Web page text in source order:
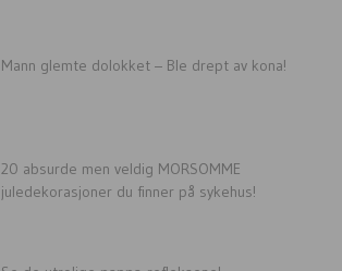
Mann glemte dolokket – Ble drept av kona!
20 absurde men veldig MORSOMME
juledekorasjoner du finner på sykehus!